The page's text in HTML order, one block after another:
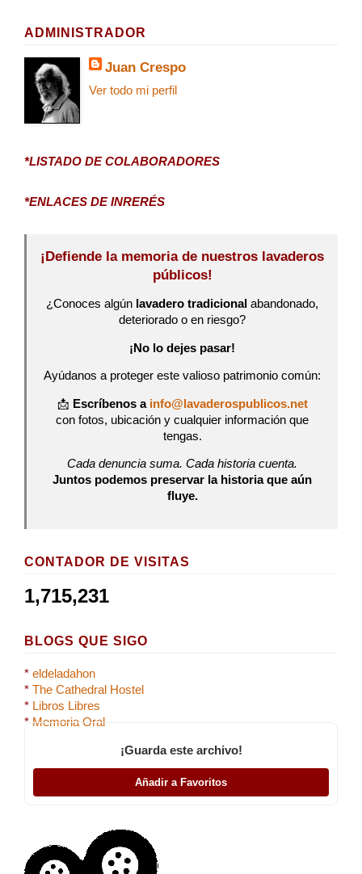
ADMINISTRADOR
Juan Crespo
Ver todo mi perfil
*LISTADO DE COLABORADORES
*ENLACES DE INRERÉS
¡Defiende la memoria de nuestros lavaderos
públicos!
¿Conoces algún lavadero tradicional abandonado,
deteriorado o en riesgo?
¡No lo dejes pasar!
Ayúdanos a proteger este valioso patrimonio común:
📩 Escríbenos a info@lavaderospublicos.net
con fotos, ubicación y cualquier información que
tengas.
Cada denuncia suma. Cada historia cuenta.
Juntos podemos preservar la historia que aún
fluye.
CONTADOR DE VISITAS
1,715,231
BLOGS QUE SIGO
* eldeladahon
* The Cathedral Hostel
* Libros Libres
* Memoria Oral
¡Guarda este archivo!
Añadir a Favoritos